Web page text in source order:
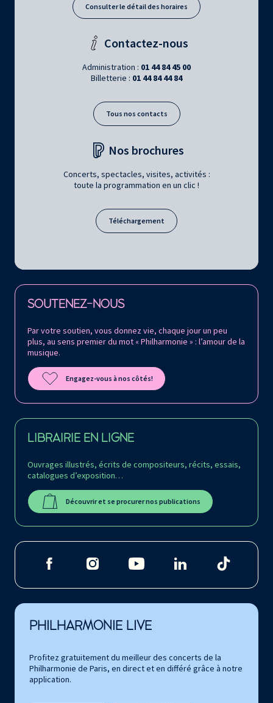
Consulter le détail des horaires
Contactez-nous
Administration : 01 44 84 45 00
Billetterie : 01 44 84 44 84
Tous nos contacts
Nos brochures
Concerts, spectacles, visites, activités :
toute la programmation en un clic !
Téléchargement
SOUTENEZ-NOUS
Par votre soutien, vous donnez vie, chaque jour un peu
plus, au sens premier du mot « Philharmonie » : l’amour de la
musique.
Engagez-vous à nos côtés!
LIBRAIRIE EN LIGNE
Ouvrages illustrés, écrits de compositeurs, récits, essais,
catalogues d’exposition…
Découvrir et se procurer nos publications
Retrouvez la Philharmonie de Paris sur
PHILHARMONIE LIVE
Profitez gratuitement du meilleur des concerts de la
Philharmonie de Paris, en direct et en différé grâce à notre
application.